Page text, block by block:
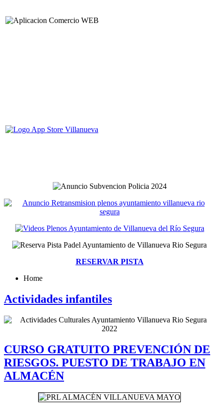
RESERVAR PISTA
Home
Actividades infantiles
CURSO GRATUITO PREVENCIÓN DE
RIESGOS. PUESTO DE TRABAJO EN
ALMACÉN